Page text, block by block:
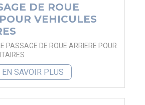
DE ROUE
VEHICULES
EN SAVOIR PLUS